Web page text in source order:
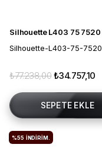
Silhouette-L403-75-7520
₺34.757,10
₺77.238,00
SEPETE EKLE
%55 İNDIRIM.